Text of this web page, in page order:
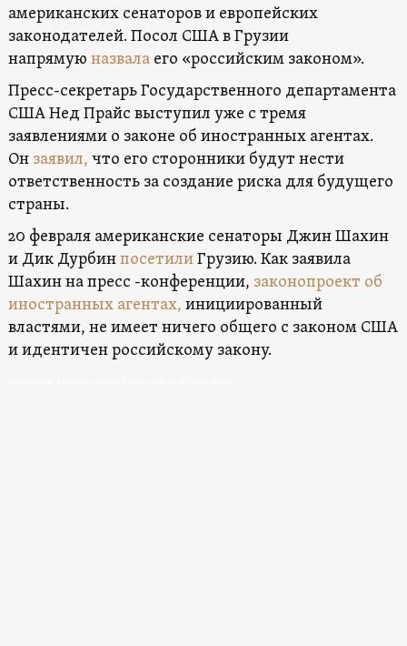
американских сенаторов и европейских
законодателей. Посол США в Грузии
напрямую назвалаего «российским законом».
Пресс-секретарь Государственного департамента
США Нед Прайс выступил уже с тремя
заявлениями о законе об иностранных агентах.
Он заявил, что его сторонники будут нести
ответственность за создание риска для будущего
страны.
20 февраля американские сенаторы Джин Шахин
и Дик ДурбинпосетилиГрузию. Как заявила
Шахин на пресс -конференции, законопроект об
иностранных агентах, инициированный
властями, не имеет ничего общего с законом США
и идентичен российскому закону.